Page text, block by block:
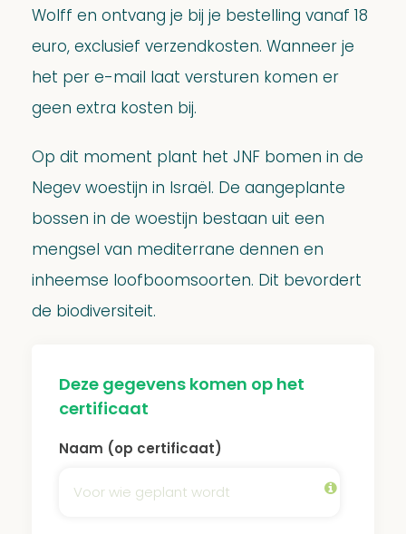
Wolff en ontvang je bij je bestelling vanaf 18
euro, exclusief verzendkosten. Wanneer je
het per e-mail laat versturen komen er
geen extra kosten bij.
Op dit moment plant het JNF bomen in de
Negev woestijn in Israël. De aangeplante
bossen in de woestijn bestaan uit een
mengsel van mediterrane dennen en
inheemse loofboomsoorten. Dit bevordert
de biodiversiteit.
Deze gegevens komen op het
certificaat
Naam (op certificaat)